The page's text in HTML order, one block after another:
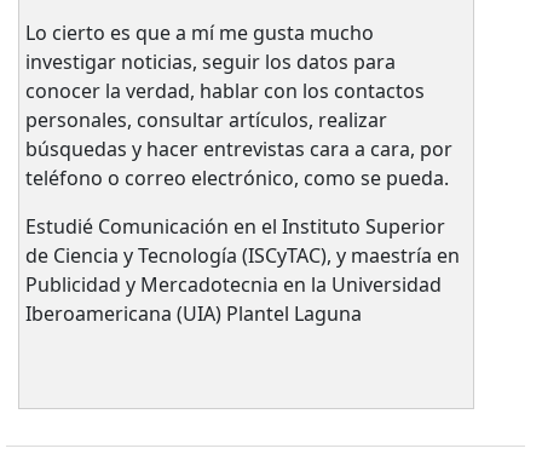
Lo cierto es que a mí me gusta mucho
investigar noticias, seguir los datos para
conocer la verdad, hablar con los contactos
personales, consultar artículos, realizar
búsquedas y hacer entrevistas cara a cara, por
teléfono o correo electrónico, como se pueda.
Estudié Comunicación en el Instituto Superior
de Ciencia y Tecnología (ISCyTAC), y maestría en
Publicidad y Mercadotecnia en la Universidad
Iberoamericana (UIA) Plantel Laguna